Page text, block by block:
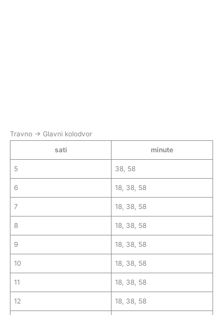
Travno → Glavni kolodvor
sati
minute
5 38, 58
6 18, 38, 58
7 18, 38, 58
8 18, 38, 58
9 18, 38, 58
10 18, 38, 58
11 18, 38, 58
12 18, 38, 58